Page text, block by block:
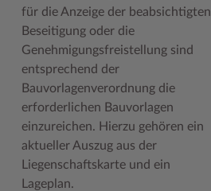
Zuständigkeitsfinder SH ↗
Stormarninfo
Termine
Ukrainehilfe
Woche der Seelischen Gesundheit
#MeinStormarn
Wappen und Geschichte
Wappenrolle
Was ist ein Kreis?
Zahlen, Daten, Fakten
Vereine und Gruppen
Wälder und Moore
für die Anzeige der beabsichtigten
Beseitigung oder die
Genehmigungsfreistellung sind
entsprechend der
Bauvorlagenverordnung die
erforderlichen Bauvorlagen
einzureichen. Hierzu gehören ein
aktueller Auszug aus der
Liegenschaftskarte und ein
Lageplan.